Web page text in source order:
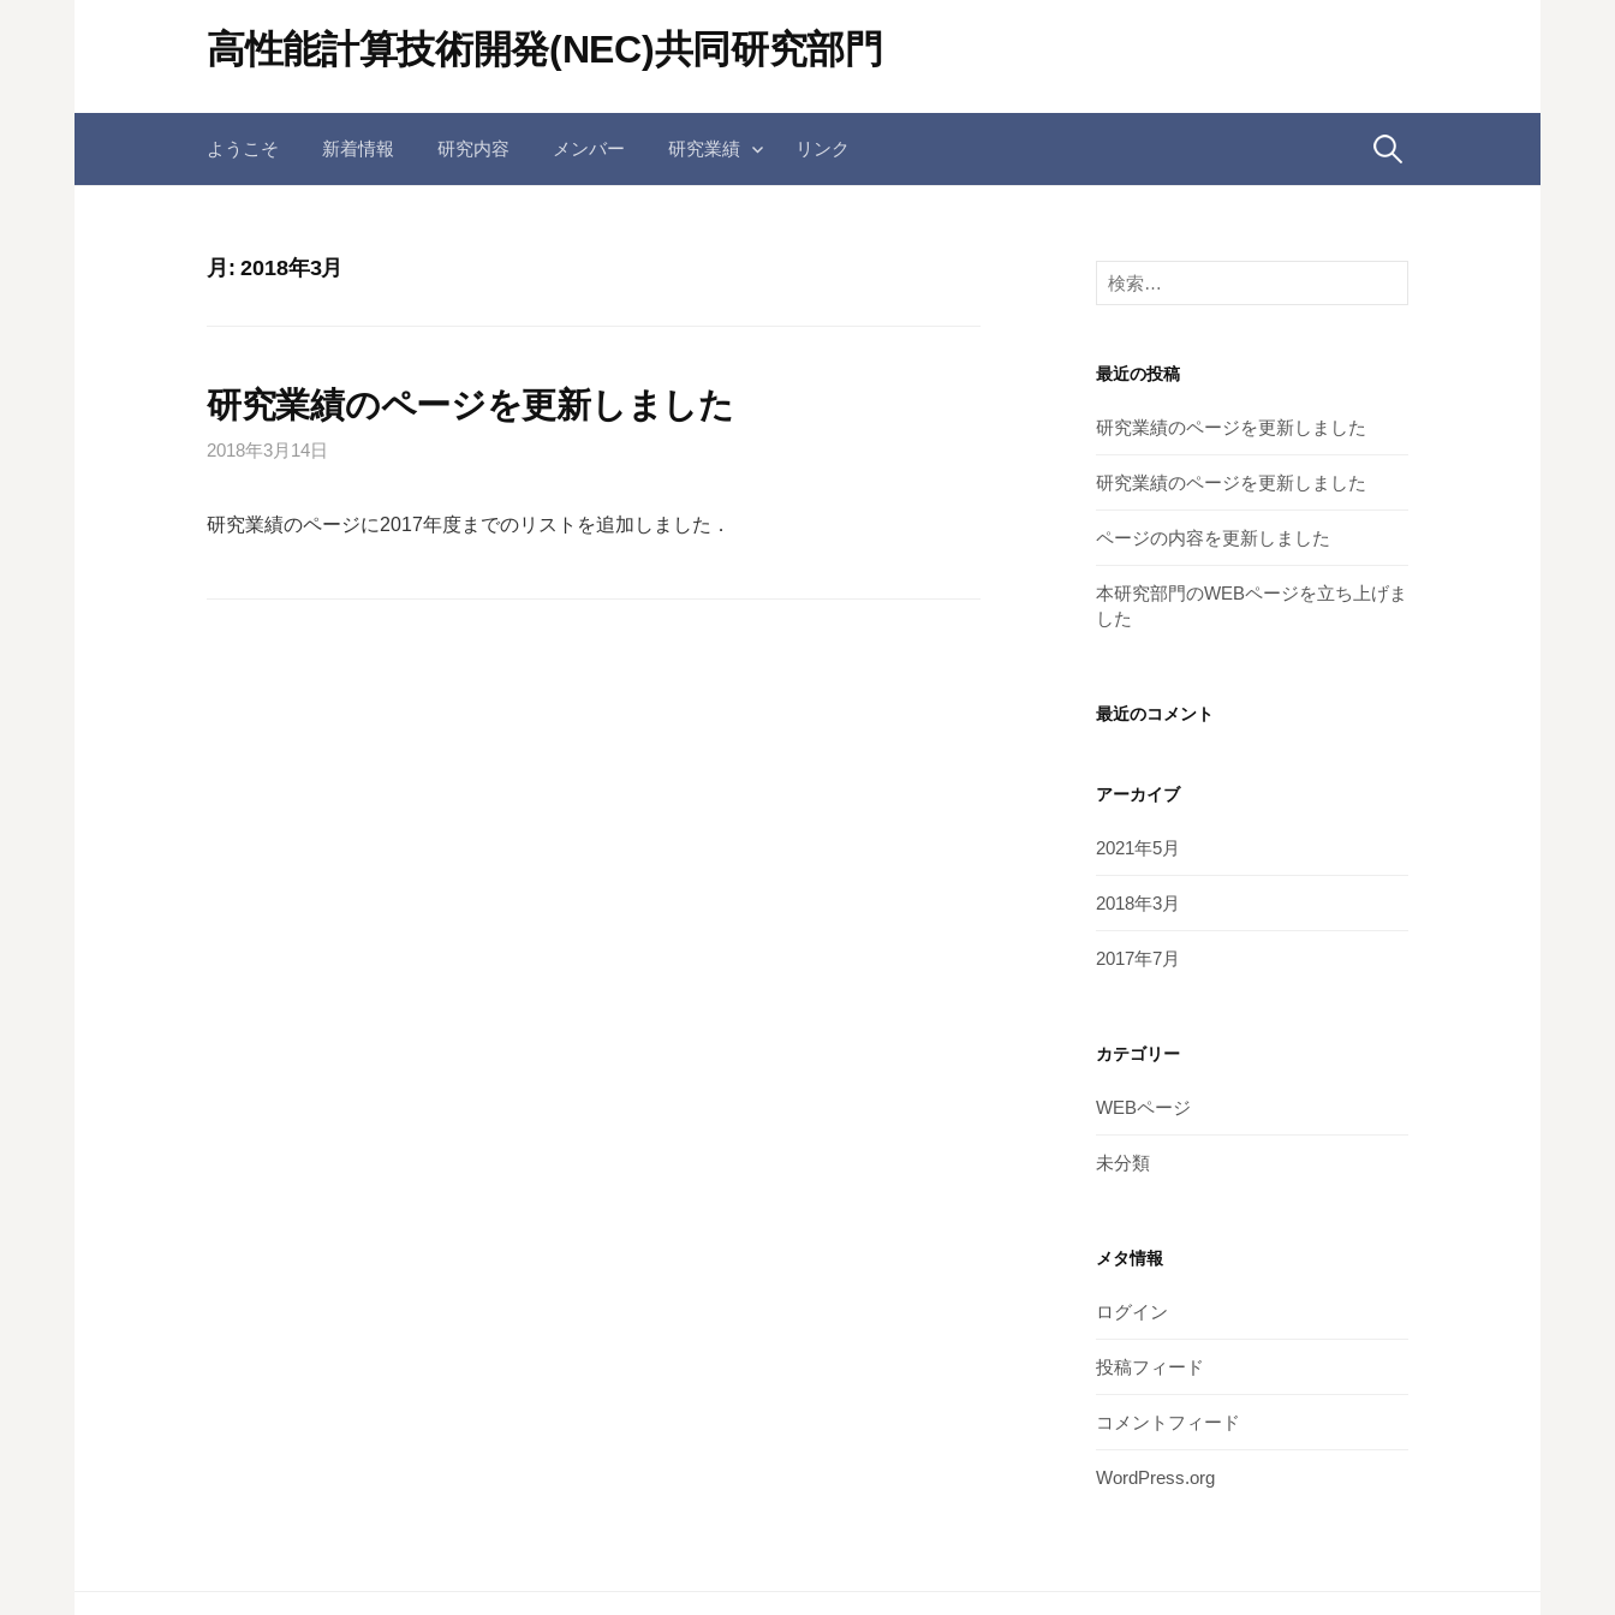
ン
高性能計算技術開発(NEC)共同研究部門
ようこそ 新着情報 研究内容 メンバー 研究業績 リンク 検
月:2018年3月
研究業績のページを更新しました
2018年3月14日
研究業績のページに2017年度までのリストを追加しました．
検
索:
最近の投稿
研究業績のページを更新しました
研究業績のページを更新しました
ページの内容を更新しました
本研究部門のWEBページを立ち上げま
した
最近のコメント
アーカイブ
2021年5月
2018年3月
2017年7月
カテゴリー
WEBページ
未分類
メタ情報
ログイン
投稿フィード
コメントフィード
WordPress.org